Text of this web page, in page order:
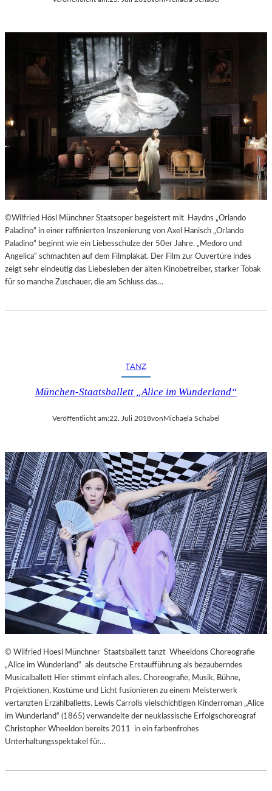
©Wilfried Hösl Münchner Staatsoper begeistert mit Haydns „Orlando
Paladino“ in einer raffinierten Inszenierung von Axel Hanisch „Orlando
Paladino“ beginnt wie ein Liebesschulze der 50er Jahre. „Medoro und
Angelica“ schmachten auf dem Filmplakat. Der Film zur Ouvertüre indes
zeigt sehr eindeutig das Liebesleben der alten Kinobetreiber, starker Tobak
für so manche Zuschauer, die am Schluss das…
TANZ
München-Staatsballett „Alice im Wunderland“
Veröffentlicht am:22. Juli 2018von Michaela Schabel
© Wilfried Hoesl Münchner Staatsballett tanzt Wheeldons Choreografie
„Alice im Wunderland“ als deutsche Erstaufführung als bezauberndes
Musicalballett Hier stimmt einfach alles. Choreografie, Musik, Bühne,
Projektionen, Kostüme und Licht fusionieren zu einem Meisterwerk
vertanzten Erzählballetts. Lewis Carrolls vielschichtigen Kinderroman „Alice
im Wunderland“ (1865) verwandelte der neuklassische Erfolgschoreograf
Christopher Wheeldon bereits 2011 in ein farbenfrohes
Unterhaltungsspektakel für…